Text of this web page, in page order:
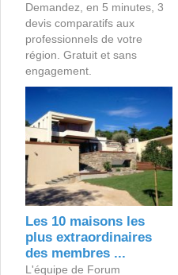
Demandez, en 5 minutes, 3
devis comparatifs aux
professionnels de votre
région. Gratuit et sans
engagement.
Les 10 maisons les
plus extraordinaires
des membres ...
L'équipe de Forum